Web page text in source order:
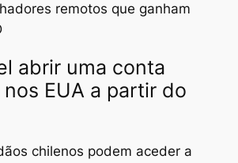
remotos que ganham
abrir uma conta
EUA a partir do
chilenos podem aceder a